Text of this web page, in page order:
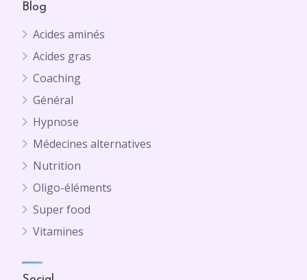
Blog
Acides aminés
Acides gras
Coaching
Général
Hypnose
Médecines alternatives
Nutrition
Oligo-éléments
Super food
Vitamines